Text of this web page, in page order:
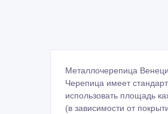
Металлочерепица
Черепица имеет
использовать площадь
(в зависимости от